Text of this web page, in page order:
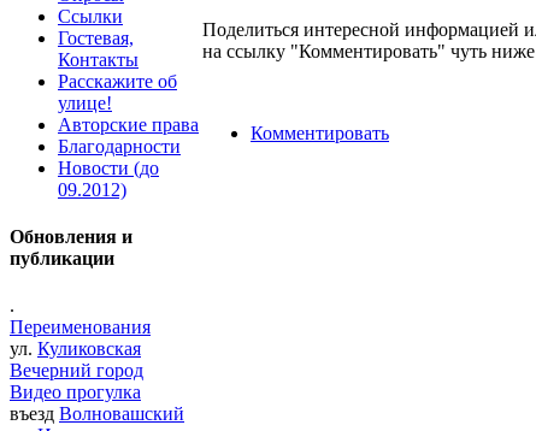
Ссылки
Гостевая,
Контакты
Расскажите об
улице!
Авторские права
Благодарности
Новости (до
09.2012)
Обновления и
публикации
.
Переименования
ул. Куликовская
Вечерний город
Видео прогулка
въезд Волновашский
Поделиться интересной информацией
на ссылку "Комментировать" чуть
Комментировать